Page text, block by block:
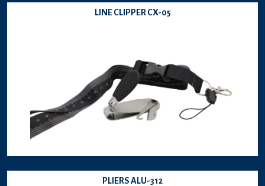
LINE CLIPPER CX-05
PLIERS ALU-312